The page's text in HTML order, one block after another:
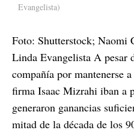
Evangelista)
Foto: Shutterstock; Naomi
Linda Evangelista A pesar
compañía por mantenerse
firma Isaac Mizrahi iban a
generaron ganancias
mitad de la década de los